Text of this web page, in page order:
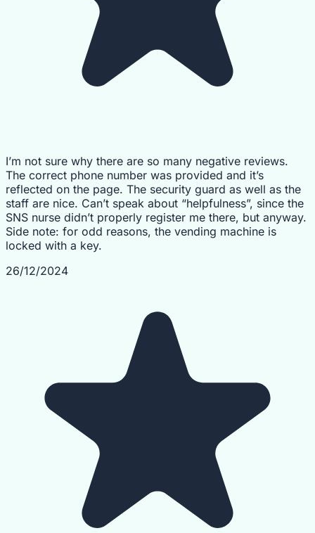
I’m not sure why there are so many negative reviews.
The correct phone number was provided and it’s
reflected on the page. The security guard as well as the
staff are nice. Can’t speak about “helpfulness”, since the
SNS nurse didn’t properly register me there, but anyway.
Side note: for odd reasons, the vending machine is
locked with a key.
26/12/2024